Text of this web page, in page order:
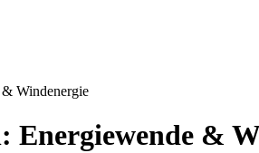
Windenergie
Energiewende &